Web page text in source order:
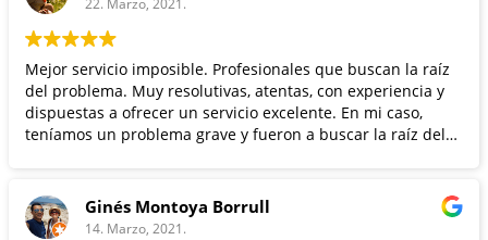
22. Marzo, 2021.
Mejor servicio imposible. Profesionales que buscan la raíz
del problema. Muy resolutivas, atentas, con experiencia y
dispuestas a ofrecer un servicio excelente. En mi caso,
teníamos un problema grave y fueron a buscar la raíz del
recomendable.Ginés Montoya Borrull
14. Marzo, 2021.